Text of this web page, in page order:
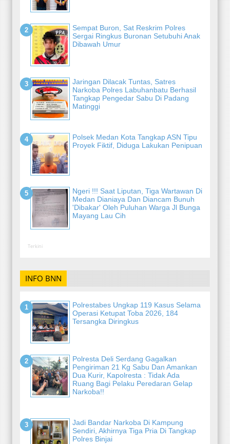
Sempat Buron, Sat Reskrim Polres
Sergai Ringkus Buronan Setubuhi Anak
Dibawah Umur
Jaringan Dilacak Tuntas, Satres
Narkoba Polres Labuhanbatu Berhasil
Tangkap Pengedar Sabu Di Padang
Matinggi
Polsek Medan Kota Tangkap ASN Tipu
Proyek Fiktif, Diduga Lakukan Penipuan
Ngeri !!! Saat Liputan, Tiga Wartawan Di
Medan Dianiaya Dan Diancam Bunuh
'Dibakar' Oleh Puluhan Warga Jl Bunga
Mayang Lau Cih
Terkini
INFO BNN
Polrestabes Ungkap 119 Kasus Selama
Operasi Ketupat Toba 2026, 184
Tersangka Diringkus
Polresta Deli Serdang Gagalkan
Pengiriman 21 Kg Sabu Dan Amankan
Dua Kurir, Kapolresta : Tidak Ada
Ruang Bagi Pelaku Peredaran Gelap
Narkoba!!
Jadi Bandar Narkoba Di Kampung
Sendiri, Akhirnya Tiga Pria Di Tangkap
Polres Binjai